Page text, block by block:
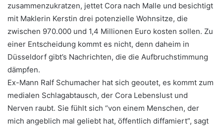
zusammenzukratzen, jettet Cora nach Malle und besichtigt
mit Maklerin Kerstin drei potenzielle Wohnsitze, die
zwischen 970.000 und 1,4 Millionen Euro kosten sollen. Zu
einer Entscheidung kommt es nicht, denn daheim in
Düsseldorf gibt’s Nachrichten, die die Aufbruchstimmung
dämpfen.
Ex-Mann Ralf Schumacher hat sich geoutet, es kommt zum
medialen Schlagabtausch, der Cora Lebenslust und
Nerven raubt. Sie fühlt sich “von einem Menschen, der
mich angeblich mal geliebt hat, öffentlich diffamiert”, sagt